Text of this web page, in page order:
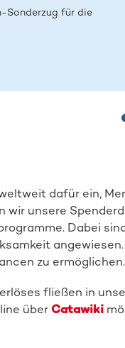
Sonderzug für die
dafür ein,
wir unsere
Dabei
zu ermöglichen.
fließen in
über Catawiki